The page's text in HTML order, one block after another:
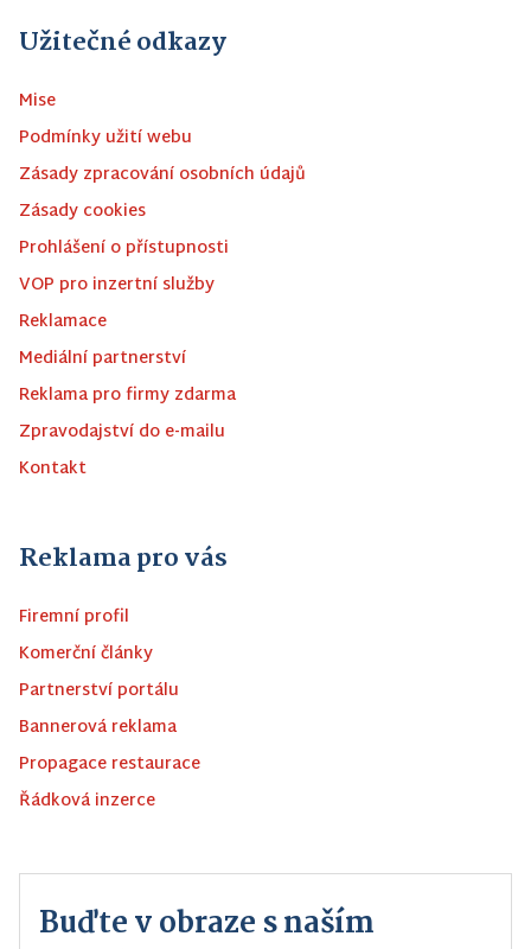
Užitečné odkazy
Mise
Podmínky užití webu
Zásady zpracování osobních údajů
Zásady cookies
Prohlášení o přístupnosti
VOP pro inzertní služby
Reklamace
Mediální partnerství
Reklama pro firmy zdarma
Zpravodajství do e-mailu
Kontakt
Reklama pro vás
Firemní profil
Komerční články
Partnerství portálu
Bannerová reklama
Propagace restaurace
Řádková inzerce
Buďte v obraze s naším